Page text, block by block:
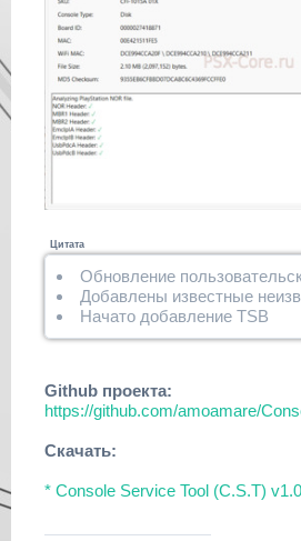
Цитата
Обновление
Добавлены известные
Начато добавление TSB
Github проекта:
https://github.com/amoamare/
Скачать:
* Console Service Tool (C.S.T)